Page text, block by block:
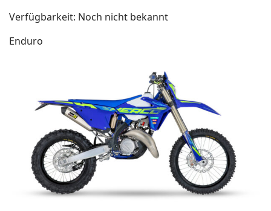
Verfügbarkeit: Noch nicht bekannt
Enduro